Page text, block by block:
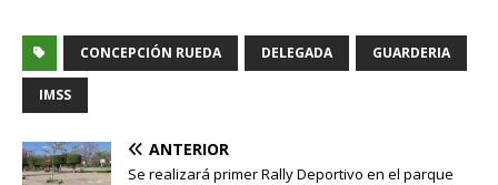
CONCEPCIÓN RUEDA DELEGADA GUARDERIA
IMSS
ANTERIOR
Se realizará primer Rally Deportivo en el parque